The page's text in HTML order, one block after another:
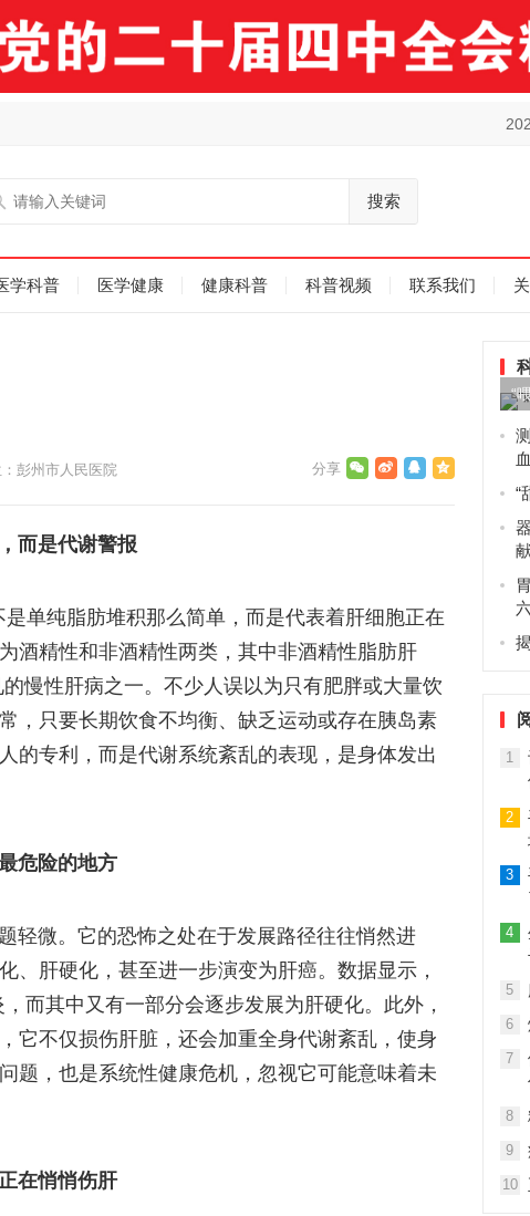
搜索
学科普 医学健康 健康科普 科普视频 联系我们
彭州市人民医院
而是代谢警报
单纯脂肪堆积那么简单，而是代表着肝细胞正在
酒精性和非酒精性两类，其中非酒精性脂肪肝
慢性肝病之一。不少人误以为只有肥胖或大量饮
，只要长期饮食不均衡、缺乏运动或存在胰岛素
的专利，而是代谢系统紊乱的表现，是身体发出
危险的地方
轻微。它的恐怖之处在于发展路径往往悄然进
、肝硬化，甚至进一步演变为肝癌。数据显示，
而其中又有一部分会逐步发展为肝硬化。此外，
它不仅损伤肝脏，还会加重全身代谢紊乱，使身
题，也是系统性健康危机，忽视它可能意味着未
在悄悄伤肝
“
“
1
2
3
4
5
6
7
8
9
10